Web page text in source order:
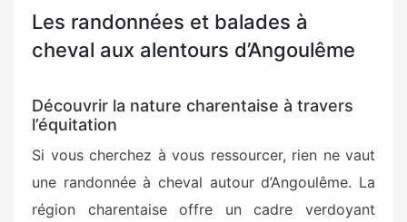
Les randonnées et balades à
cheval aux alentours d’Angoulême
Découvrir la nature charentaise à travers
l’équitation
Si vous cherchez à vous ressourcer, rien ne vaut
une randonnée à cheval autour d’Angoulême. La
région charentaise offre un cadre verdoyant